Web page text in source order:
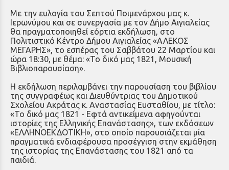
Με την ευλογία του Σεπτού Ποιμενάρχου μας κ.
Ιερωνύμου και σε συνεργασία με τον Δήμο Αιγιαλείας
θα πραγματοποιηθεί εόρτια εκδήλωση, στο
Πολιτιστικό Κέντρο Δήμου Αιγιαλείας «ΑΛΕΚΟΣ
ΜΕΓΑΡΗΣ», το εσπέρας του Σαββάτου 22 Μαρτίου και
ώρα 18:30, με θέμα: «Το δικό μας 1821, Μουσική
Βιβλιοπαρουσίαση».
Η εκδήλωση περιλαμβάνει την παρουσίαση του βιβλίου
της συγγραφέως και Διευθύντριας του Δημοτικού
Σχολείου Ακράτας κ. Αναστασίας Ευσταθίου, με τίτλο:
«Το δικό μας 1821 - Εφτά αντικείμενα αφηγούνται
ιστορίες της Ελληνικής Επανάστασης», των εκδόσεων
«ΕΛΛΗΝΟΕΚΔΟΤΙΚΗ», στο οποίο παρουσιάζεται μία
πραγματικά ενδιαφέρουσα προσέγγιση στην εκμάθηση
της ιστορίας της Επανάστασης του 1821 από τα
παιδιά.